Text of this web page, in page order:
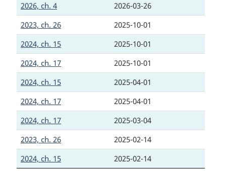
2026, ch. 4
2026-03-26
2023, ch. 26
2025-10-01
2024, ch. 15
2025-10-01
2024, ch. 17
2025-10-01
2024, ch. 15
2025-04-01
2024, ch. 17
2025-04-01
2024, ch. 17
2025-03-04
2023, ch. 26
2025-02-14
2024, ch. 15
2025-02-14